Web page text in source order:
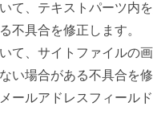
て、テキストパーツ
不具合を修正します。
て、サイトファイル
い場合がある不具合を
ールアドレスフィー